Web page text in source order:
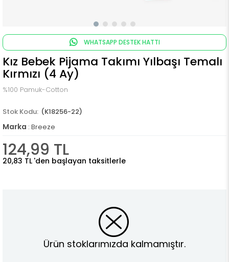
WHATSAPP DESTEK HATTI
Kız Bebek Pijama Takımı Yılbaşı Temalı
Kırmızı (4 Ay)
%100 Pamuk-Cotton
(K18256-22)
Marka : Breeze
124,99 TL
20,83 TL 'den başlayan taksitlerle
Ürün stoklarımızda kalmamıştır.